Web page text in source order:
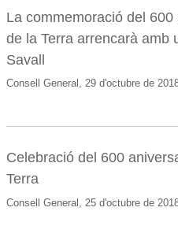
La commemoració del
de la Terra arrencarà amb
Savall
Consell General, 29 d'octubre de
Celebració del 600
Terra
Consell General, 25 d'octubre de